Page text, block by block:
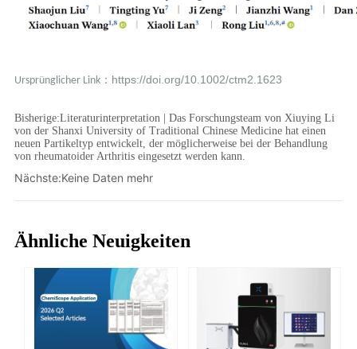
Bisherige:Literaturinterpretation | Das Forschungsteam von Xiuying Li
von der Shanxi University of Traditional Chinese Medicine hat einen
neuen Partikeltyp entwickelt, der möglicherweise bei der Behandlung
von rheumatoider Arthritis eingesetzt werden kann.
Nächste:Keine Daten mehr
Ähnliche Neuigkeiten